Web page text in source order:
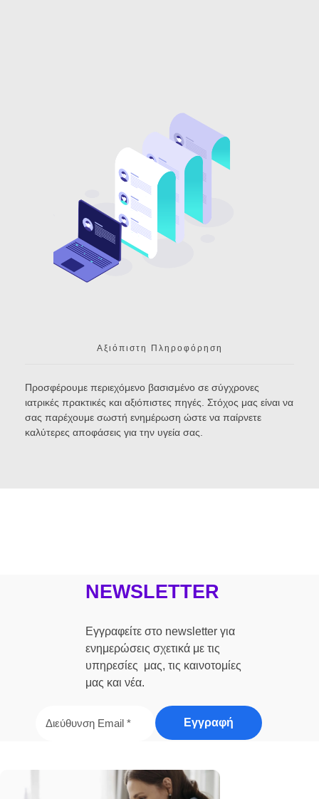
Αξιόπιστη Πληροφόρηση
Προσφέρουμε περιεχόμενο βασισμένο σε σύγχρονες
ιατρικές πρακτικές και αξιόπιστες πηγές. Στόχος μας είναι να
σας παρέχουμε σωστή ενημέρωση ώστε να παίρνετε
καλύτερες αποφάσεις για την υγεία σας.
NEWSLETTER
Εγγραφείτε στο newsletter για
ενημερώσεις σχετικά με τις
υπηρεσίες μας, τις καινοτομίες
μας και νέα.